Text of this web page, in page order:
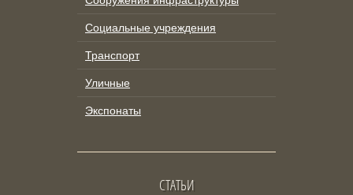
Социальные учреждения
Транспорт
Уличные
Экспонаты
СТАТЬИ